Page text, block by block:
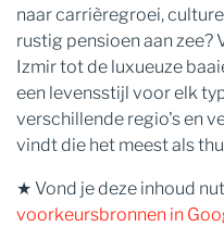
naar carrièregroei,
rustig pensioen aan zee?
Izmir tot de luxueuze
een levensstijl voor elk
verschillende regio's en
vindt die het meest als
★ Vond je deze inhoud
voorkeursbronnen in